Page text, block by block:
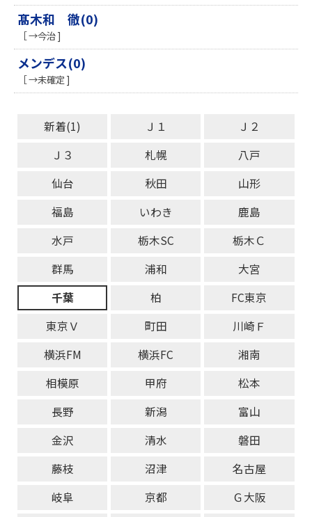
髙木和 徹(0)
［ →今治 ]
メンデス(0)
［ →未確定 ]
新着(1) Ｊ１
Ｊ２
Ｊ３
札幌
八戸
仙台
秋田
山形
福島
いわき
鹿島
水戸
栃木SC
栃木Ｃ
群馬
浦和
大宮
千葉
柏
FC東京
東京Ｖ
町田
川崎Ｆ
横浜FM
横浜FC
湘南
相模原
甲府
松本
長野
新潟
富山
金沢
清水
磐田
藤枝
沼津
名古屋
岐阜
京都
Ｇ大阪